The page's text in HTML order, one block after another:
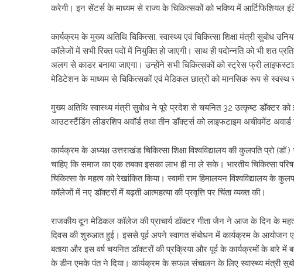
करेगी। इन सेंटर्स के माध्यम से राज्य के चिकित्सकों को भविष्य में आर्टिफिशियल
कार्यक्रम के मुख्य अतिथि चिकित्सा, स्वास्थ्य एवं चिकित्सा शिक्षा मंत्री
कॉलेजों में सभी रिक्त पदों में नियुक्ति हो जाएगी। साथ ही पदोन्नति को भी शत
अलग से काडर बनाया जाएगा। उन्होंने सभी चिकित्सकों को स्ट्रेस फ्री
मेडिटेशन के माध्यम से चिकित्सकों एवं मेडिकल छात्रों को मानसिक रूप से
मुख्य अतिथि स्वास्थ्य मंत्री सुबोध ने पूरे प्रदेश से चयनित 32 उत्कृष्ट डॉक्टर को
आउटस्टैंडिंग लीडरशिप अवॉर्ड तथा तीन डॉक्टर्स को लाइफटाइम अचीवमेंट अवार्ड
कार्यक्रम के अध्यक्ष उत्तराखंड चिकित्सा शिक्षा विश्वविद्यालय की कुलपति प्रो
चाहिए कि समाज का एक तबका इसका लाभ ही ना ले सके। भारतीय चिकित्सा
चिकित्सा के महत्व को रेखांकित किया। स्वामी राम हिमालयन विश्वविद्यालय के
कॉलेजों में नए डॉक्टरों में बढ़ती आत्महत्या की प्रवृत्ति पर चिंता व्यक्त की।
राजकीय दून मेडिकल कॉलेज की प्राचार्य डॉक्टर गीता जैन ने आज के दिन के
दिवस की शुरुआत हुई। इससे पूर्व अपने स्वागत संबोधन में कार्यक्रम के आयोजन
बताया और इस वर्ष चयनित डॉक्टरों की प्रक्रिया और पूर्व के कार्यक्रमों के बारे
के डीन एमके पंत ने दिया। कार्यक्रम के सफल संचालन के लिए स्वास्थ्य मंत्री सुबोध